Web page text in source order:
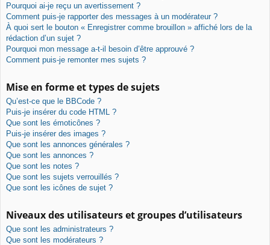
Pourquoi ai-je reçu un avertissement ?
Comment puis-je rapporter des messages à un modérateur ?
À quoi sert le bouton « Enregistrer comme brouillon » affiché lors de la
rédaction d’un sujet ?
Pourquoi mon message a-t-il besoin d’être approuvé ?
Comment puis-je remonter mes sujets ?
Mise en forme et types de sujets
Qu’est-ce que le BBCode ?
Puis-je insérer du code HTML ?
Que sont les émoticônes ?
Puis-je insérer des images ?
Que sont les annonces générales ?
Que sont les annonces ?
Que sont les notes ?
Que sont les sujets verrouillés ?
Que sont les icônes de sujet ?
Niveaux des utilisateurs et groupes d’utilisateurs
Que sont les administrateurs ?
Que sont les modérateurs ?